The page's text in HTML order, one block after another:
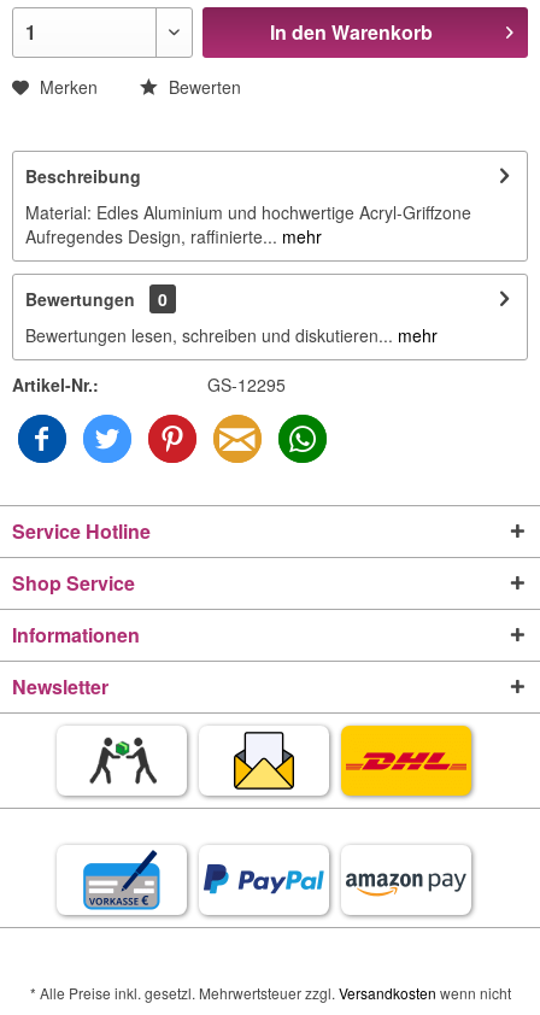
In den Warenkorb
Merken Bewerten
Beschreibung
Material: Edles Aluminium und hochwertige Acryl-Griffzone
Aufregendes Design, raffinierte... mehr
Bewertungen
0
Bewertungen lesen, schreiben und diskutieren... mehr
Artikel-Nr.: GS-12295
Service Hotline
Shop Service
Informationen
Newsletter
* Alle Preise inkl. gesetzl. Mehrwertsteuer zzgl. Versandkosten wenn nicht